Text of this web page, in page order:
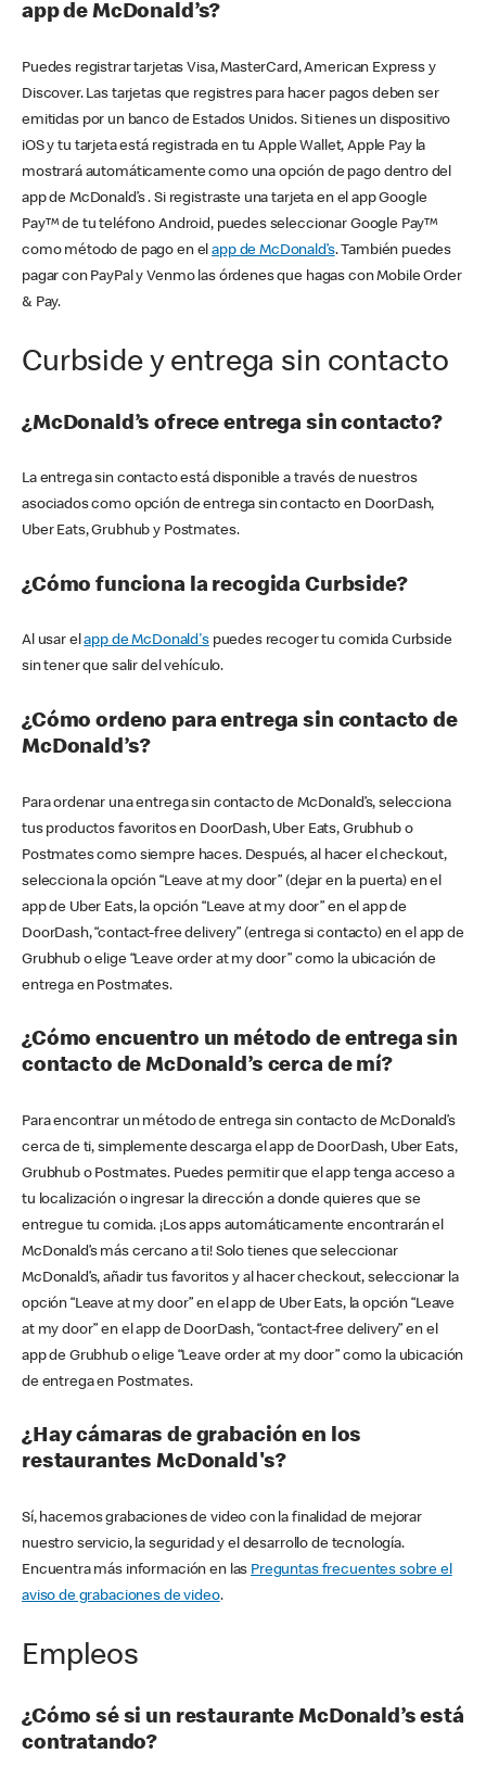
app de McDonald’s?
Puedes registrar tarjetas Visa, MasterCard, American Express y
Discover. Las tarjetas que registres para hacer pagos deben ser
emitidas por un banco de Estados Unidos. Si tienes un dispositivo
iOS y tu tarjeta está registrada en tu Apple Wallet, Apple Pay la
mostrará automáticamente como una opción de pago dentro del
app de McDonald’s . Si registraste una tarjeta en el app Google
Pay™ de tu teléfono Android, puedes seleccionar Google Pay™
como método de pago en elapp de McDonald’s. También puedes
pagar con PayPal y Venmo las órdenes que hagas con Mobile Order
& Pay.
Curbside y entrega sin contacto
¿McDonald’s ofrece entrega sin contacto?
La entrega sin contacto está disponible a través de nuestros
asociados como opción de entrega sin contacto en DoorDash,
Uber Eats, Grubhub y Postmates.
¿Cómo funciona la recogida Curbside?
Al usar elapp de McDonald'spuedes recoger tu comida Curbside
sin tener que salir del vehículo.
¿Cómo ordeno para entrega sin contacto de
McDonald’s?
Para ordenar una entrega sin contacto de McDonald’s, selecciona
tus productos favoritos en DoorDash, Uber Eats, Grubhub o
Postmates como siempre haces. Después, al hacer el checkout,
selecciona la opción “Leave at my door” (dejar en la puerta) en el
app de Uber Eats, la opción “Leave at my door” en el app de
DoorDash, “contact-free delivery” (entrega si contacto) en el app de
Grubhub o elige “Leave order at my door” como la ubicación de
entrega en Postmates.
¿Cómo encuentro un método de entrega sin
contacto de McDonald’s cerca de mí?
Para encontrar un método de entrega sin contacto de McDonald’s
cerca de ti, simplemente descarga el app de DoorDash, Uber Eats,
Grubhub o Postmates. Puedes permitir que el app tenga acceso a
tu localización o ingresar la dirección a donde quieres que se
entregue tu comida. ¡Los apps automáticamente encontrarán el
McDonald’s más cercano a ti! Solo tienes que seleccionar
McDonald’s, añadir tus favoritos y al hacer checkout, seleccionar la
opción “Leave at my door” en el app de Uber Eats, la opción “Leave
at my door” en el app de DoorDash, “contact-free delivery” en el
app de Grubhub o elige “Leave order at my door” como la ubicación
de entrega en Postmates.
¿Hay cámaras de grabación en los
restaurantes McDonald's?
Sí, hacemos grabaciones de video con la finalidad de mejorar
nuestro servicio, la seguridad y el desarrollo de tecnología.
Encuentra más información en las Preguntas frecuentes sobre el
aviso de grabaciones de video.
Empleos
¿Cómo sé si un restaurante McDonald’s está
contratando?